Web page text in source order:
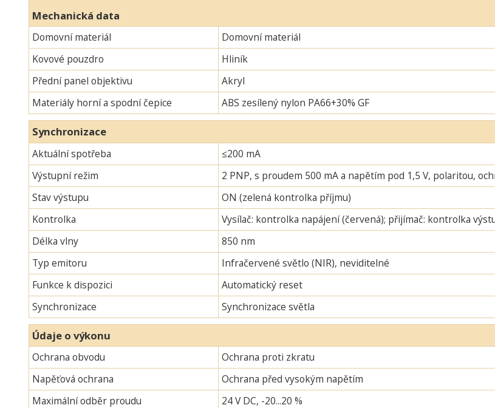
Mechanická data
Domovní materiál
Domovní materiál
Kovové pouzdro
Hliník
Přední panel objektivu
Akryl
Materiály horní a spodní čepice
ABS zesílený nylon PA66+30% GF
Synchronizace
Aktuální spotřeba
≤200 mA
Výstupní režim
2 PNP, s proudem 500 mA a napětím pod 1,5 V, polaritou,
Stav výstupu
ON (zelená kontrolka příjmu)
Kontrolka
Vysílač: kontrolka napájení (červená); přijímač: kontrolka
Délka vlny
850 nm
Typ emitoru
Infračervené světlo (NIR), neviditelné
Funkce k dispozici
Automatický reset
Synchronizace
Synchronizace světla
Údaje o výkonu
Ochrana obvodu
Ochrana proti zkratu
Napěťová ochrana
Ochrana před vysokým napětím
Maximální odběr proudu
24 V DC, -20...20 %